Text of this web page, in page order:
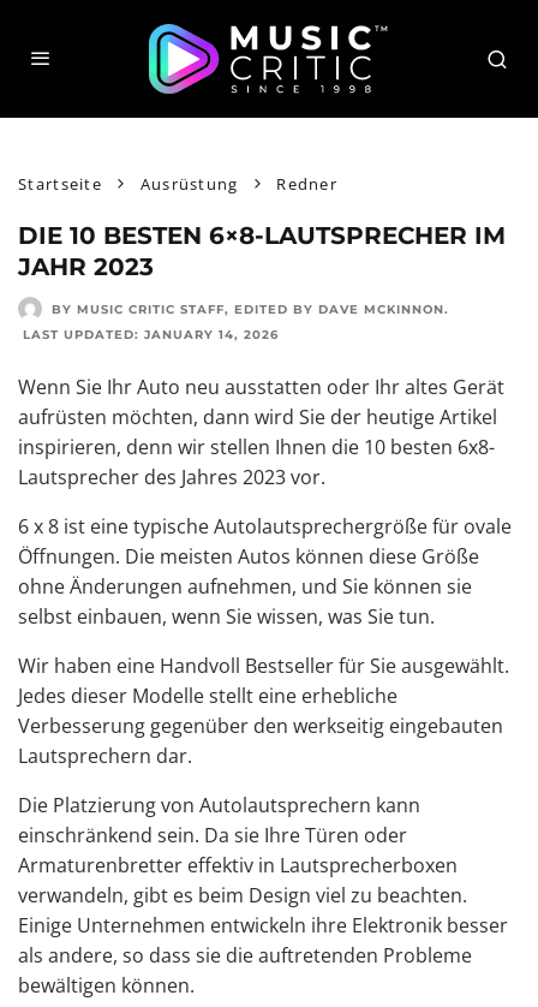
Startseite Ausrüstung Redner
DIE 10 BESTEN 6×8-LAUTSPRECHER IM
JAHR 2023
BY MUSIC CRITIC STAFF, EDITED BY DAVE MCKINNON.
LAST UPDATED: JANUARY 14, 2026
Wenn Sie Ihr Auto neu ausstatten oder Ihr altes Gerät
aufrüsten möchten, dann wird Sie der heutige Artikel
inspirieren, denn wir stellen Ihnen die 10 besten 6x8-
Lautsprecher des Jahres 2023 vor.
6 x 8 ist eine typische Autolautsprechergröße für ovale
Öffnungen. Die meisten Autos können diese Größe
ohne Änderungen aufnehmen, und Sie können sie
selbst einbauen, wenn Sie wissen, was Sie tun.
Wir haben eine Handvoll Bestseller für Sie ausgewählt.
Jedes dieser Modelle stellt eine erhebliche
Verbesserung gegenüber den werkseitig eingebauten
Lautsprechern dar.
Die Platzierung von Autolautsprechern kann
einschränkend sein. Da sie Ihre Türen oder
Armaturenbretter effektiv in Lautsprecherboxen
verwandeln, gibt es beim Design viel zu beachten.
Einige Unternehmen entwickeln ihre Elektronik besser
als andere, so dass sie die auftretenden Probleme
bewältigen können.